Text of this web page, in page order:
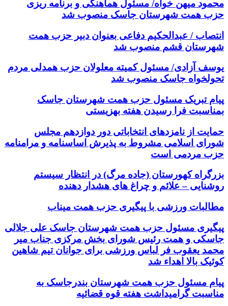
محمود میهن خواه/ مسئول هماهنگی و برنامه ریزی
حزب همت شهرستان جاسک منصوب شد
انتصاب / عبدالحکیم دفاعی بعنوان دبیر حزب همت
شهرستان قشم منصوب شد
یوسف آزادی/ مسئول کمیته معلولان حزب همدلی مردم
تحولخواه جاسک منصوب شد
پیام تبریک مسئول حزب همت شهرستان جاسک
بمناسبت فرا رسیدن هفته بهزیستی
حمایت از نامزدهای انتخاباتی دور دوازدهم مجلس
شورای اسلامی مشروط به پذیرش اساسنامه و مرامنامه
حزب مردمی است
بزرگراه کهورستان (جاده مرگ) در انتظار سیستم
روشنایی – علائم و چراغ های هشدار دهنده
مطالبات ورزشی با پیگیری حزب همت میناب
پیگیری مسئول حزب همت شهرستان جاسک علی جلالی
جاسکی و همت رئیس شورای بخش مرکزی جناب میر
محمد یعقوب فر لباس ورزشی برای جوانان تیم شاهین
کوئیک بالا اهداء شد
پیام مسئول حزب همت شهرستان بندرجاسک به
مناسبت گرامیداشت هفته قوه قضائیه